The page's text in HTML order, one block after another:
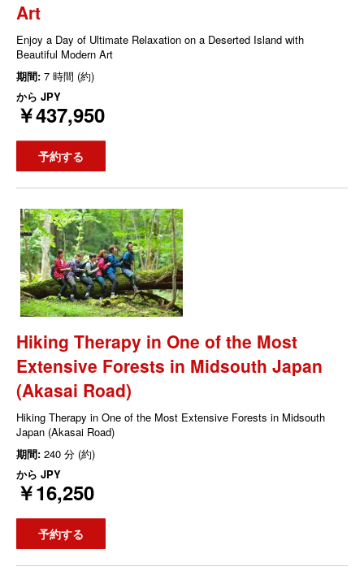
Art
Enjoy a Day of Ultimate Relaxation on a Deserted Island with
Beautiful Modern Art
期間: 7 時間 (約)
から JPY
￥437,950
予約する
Hiking Therapy in One of the Most
Extensive Forests in Midsouth Japan
(Akasai Road)
Hiking Therapy in One of the Most Extensive Forests in Midsouth
Japan (Akasai Road)
期間: 240 分 (約)
から JPY
￥16,250
予約する